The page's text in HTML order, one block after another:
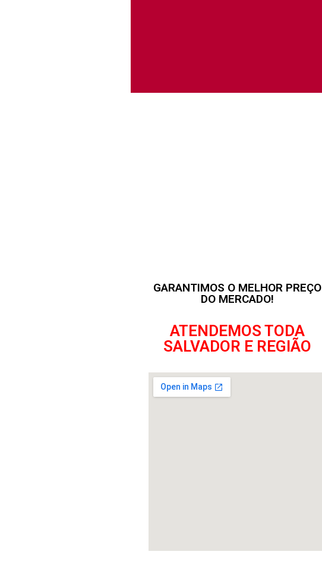
GARANTIMOS O MELHOR PREÇO
DO MERCADO!
ATENDEMOS TODA
SALVADOR E REGIÃO